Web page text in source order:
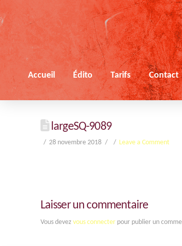
Accueil Édito Tarifs Contact
largeSQ-9089
28 novembre 2018 Leave a Comment
Laisser un commentaire
Vous devez vous connecterpour publier un